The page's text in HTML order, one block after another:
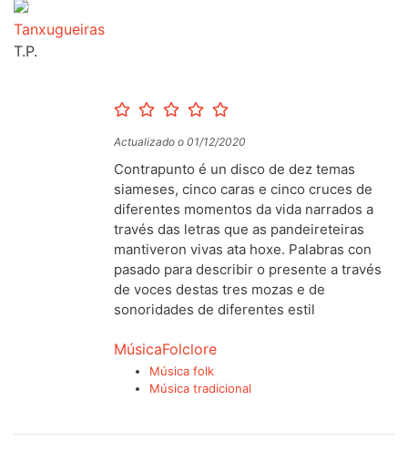
Tanxugueiras
T.P.
Actualizado o 01/12/2020
Contrapunto é un disco de dez temas
siameses, cinco caras e cinco cruces de
diferentes momentos da vida narrados a
través das letras que as pandeireteiras
mantiveron vivas ata hoxe. Palabras con
pasado para describir o presente a través
de voces destas tres mozas e de
sonoridades de diferentes estil
MúsicaFolclore
Música folk
Música tradicional